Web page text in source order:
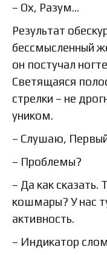
– Ох, Разум…
Результат
бессмысленный
он постучал
Светящаяся
стрелки – не
уником.
– Слушаю,
– Проблемы?
– Да как сказать.
кошмары? У нас
активность.
– Индикатор